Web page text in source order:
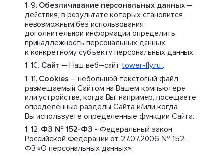
Обезличивание персональных данных –
действия, в результате которых становится
невозможным без использования
дополнительной информации определить
принадлежность персональных данных
к конкретному субъекту персональных данных.
Сайт – Наш веб–сайт tower-fly.ru .
Cookies – небольшой текстовый файл,
размещаемый Сайтом на Вашем компьютере
или устройстве, когда Вы, например, посещаете
определённые разделы Сайта и/или когда
Вы используете определенные функции Сайта.
ФЗ № 152-ФЗ - Федеральный закон
Российской Федерации от 27.07.2006 № 152-
ФЗ «О персональных данных».